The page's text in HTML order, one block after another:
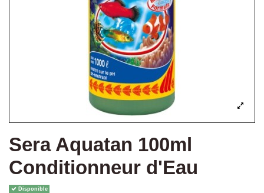
Sera Aquatan 100ml
Conditionneur d'Eau
Disponible